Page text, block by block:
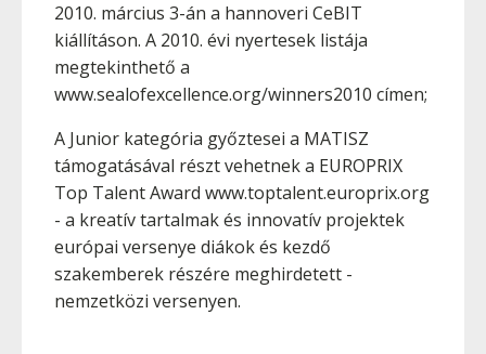
2010. március 3-án a hannoveri CeBIT
kiállításon. A 2010. évi nyertesek listája
megtekinthető a
www.sealofexcellence.org/winners2010 címen;
A Junior kategória győztesei a MATISZ
támogatásával részt vehetnek a EUROPRIX
Top Talent Award www.toptalent.europrix.org
- a kreatív tartalmak és innovatív projektek
európai versenye diákok és kezdő
szakemberek részére meghirdetett -
nemzetközi versenyen.